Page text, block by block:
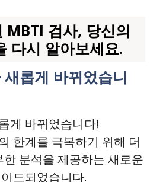
MBTI 검사, 당신의
다시 알아보세요.
롭게 바뀌었습니
게 바뀌었습니다!
한계를 극복하기 위해 더
분석을 제공하는 새로운
드되었습니다.